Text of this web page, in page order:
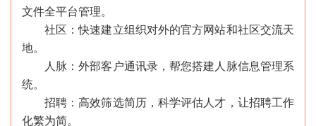
文件全平台管理。
社区：快速建立组织对外的官方网站和社区交流天
地。
人脉：外部客户通讯录，帮您搭建人脉信息管理系
统。
招聘：高效筛选简历，科学评估人才，让招聘工作
化繁为简。